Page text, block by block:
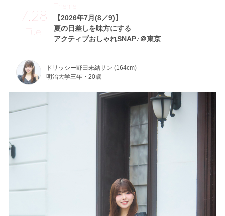
7.28
Tue
【2026年7月(8／9)】
夏の日差しを味方にする
アクティブおしゃれSNAP♪＠東京
Theme
ドリッシー野田未結サン (164cm)
明治大学三年・20歳